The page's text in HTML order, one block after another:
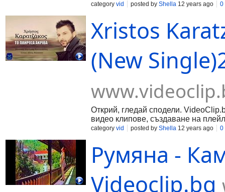
category vid posted by Shella 12 years ago 0
Xristos
(New
Открий, гледай сподели.
видео клипове, създаване на
category vid posted by Shella 12 years ago 0
Румяна -
Videoclip.bg